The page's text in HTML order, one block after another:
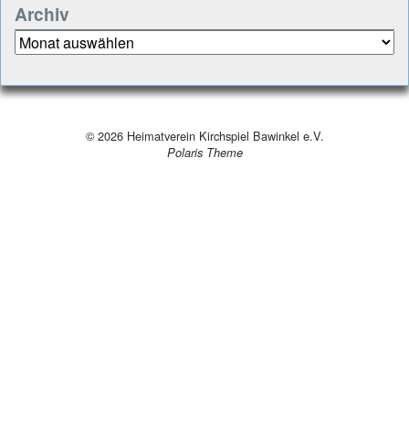
Archiv
Archiv
© 2026Heimatverein Kirchspiel Bawinkel e.V.
Polaris Theme